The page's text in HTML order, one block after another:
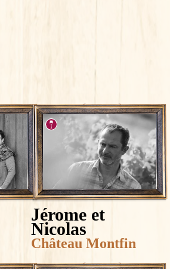
Jérome et
Nicolas
Château Montfin